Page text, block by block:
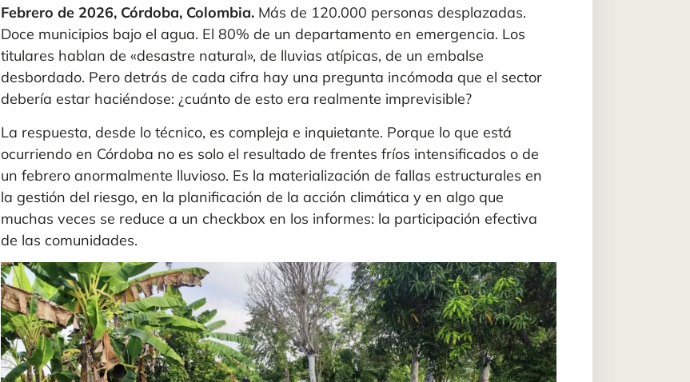
Febrero de 2026, Córdoba, Colombia. Más de 120.000 personas desplazadas.
Doce municipios bajo el agua. El 80% de un departamento en emergencia. Los
titulares hablan de «desastre natural», de lluvias atípicas, de un embalse
desbordado. Pero detrás de cada cifra hay una pregunta incómoda que el sector
debería estar haciéndose: ¿cuánto de esto era realmente imprevisible?
La respuesta, desde lo técnico, es compleja e inquietante. Porque lo que está
ocurriendo en Córdoba no es solo el resultado de frentes fríos intensificados o de
un febrero anormalmente lluvioso. Es la materialización de fallas estructurales en
la gestión del riesgo, en la planificación de la acción climática y en algo que
muchas veces se reduce a un checkbox en los informes: la participación efectiva
de las comunidades.